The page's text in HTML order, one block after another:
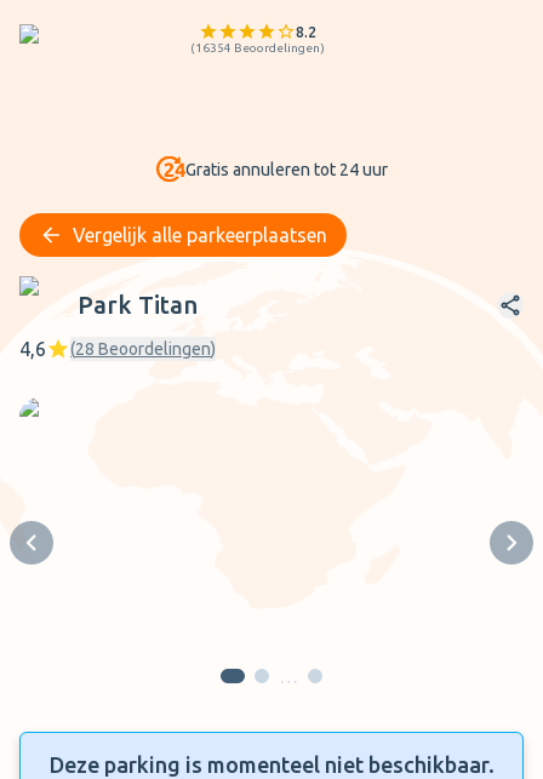
8.2
(16354 Beoordelingen)
Gratis annuleren tot 24 uur
Vergelijk alle parkeerplaatsen
Park Titan
Park Titan
4,6 (28 Beoordelingen)
Previous slide
…
Deze parking is momenteel niet beschikbaar.